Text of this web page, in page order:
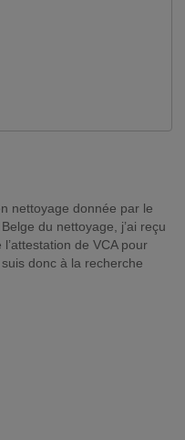
du nettoyage, j’ai reçu
de VCA pour
donc à la recherche